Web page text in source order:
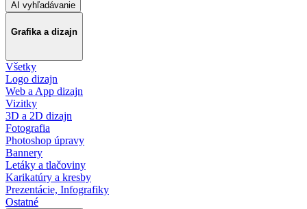
AI vyhľadávanie
Grafika a dizajn
Všetky
Logo dizajn
Web a App dizajn
Vizitky
3D a 2D dizajn
Fotografia
Photoshop úpravy
Bannery
Letáky a tlačoviny
Karikatúry a kresby
Prezentácie, Infografiky
Ostatné